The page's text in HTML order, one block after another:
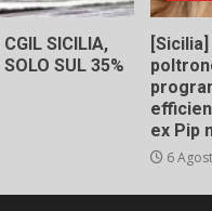
SICILIA,
SUL 35%
ex Pip
6